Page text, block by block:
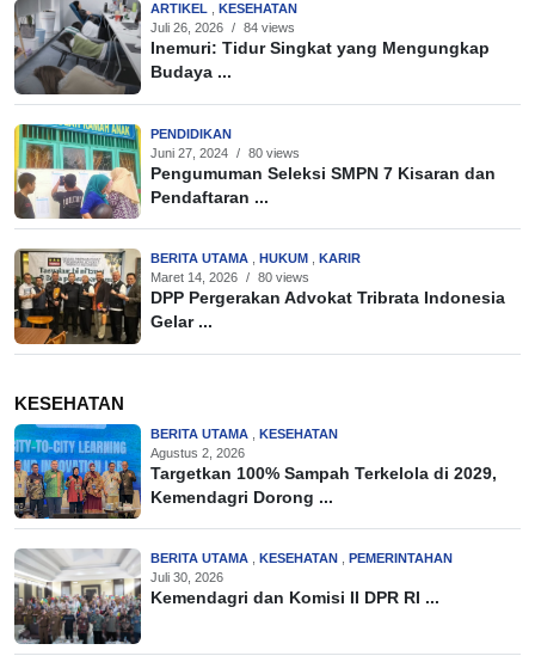
ARTIKEL
KESEHATAN
Juli 26, 2026 / 84 views
Inemuri: Tidur Singkat yang Mengungkap
Budaya ...
PENDIDIKAN
Juni 27, 2024 / 80 views
Pengumuman Seleksi SMPN 7 Kisaran dan
Pendaftaran ...
BERITA UTAMA HUKUM
KARIR
Maret 14, 2026 / 80 views
DPP Pergerakan Advokat Tribrata Indonesia
Gelar ...
KESEHATAN
BERITA UTAMA
KESEHATAN
Agustus 2, 2026
Targetkan 100% Sampah Terkelola di 2029,
Kemendagri Dorong ...
BERITA UTAMA KESEHATAN
PEMERINTAHAN
Juli 30, 2026
Kemendagri dan Komisi II DPR RI ...